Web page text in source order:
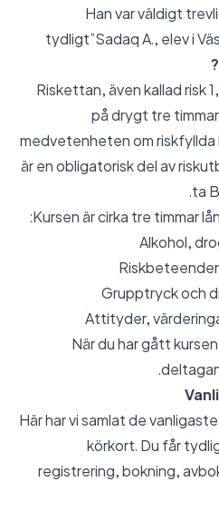
“Han var väldigt
tydligt”Sadaq A., elev i
Riskettan, även kallad risk
på drygt tre
medvetenheten om
är en obligatorisk del av
ta
Kursen är cirka tre timmar
Alkohol,
Grupptryck och
Attityder,
När du har gått
Här har vi samlat de
körkort. Du får
registrering, bokning,